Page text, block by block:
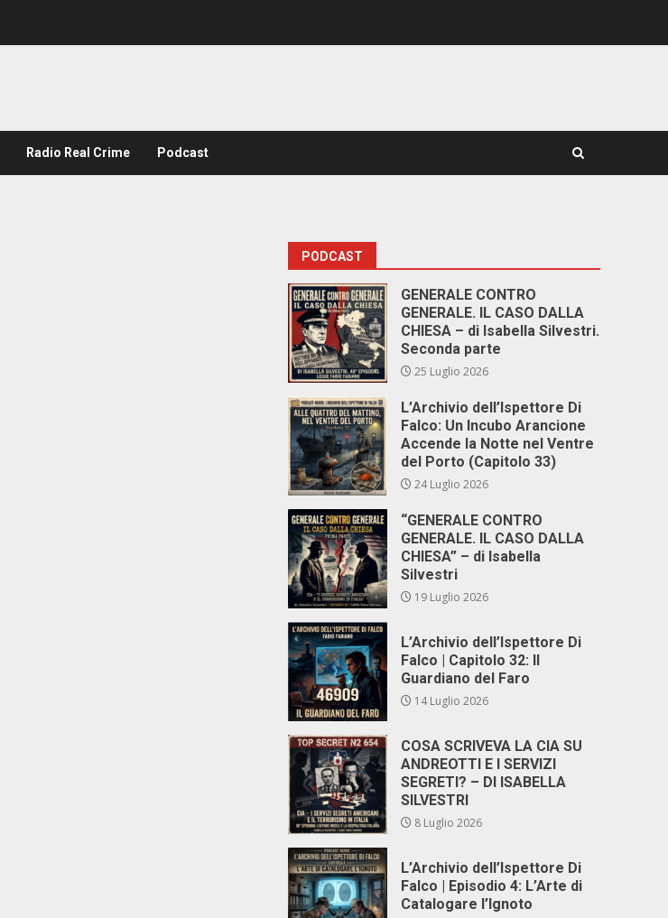
Radio Real Crime Podcast
PODCAST
GENERALE CONTRO
GENERALE. IL CASO DALLA
CHIESA – di Isabella Silvestri.
Seconda parte
25 Luglio 2026
L’Archivio dell’Ispettore Di
Falco: Un Incubo Arancione
Accende la Notte nel Ventre
del Porto (Capitolo 33)
24 Luglio 2026
“GENERALE CONTRO
GENERALE. IL CASO DALLA
CHIESA” – di Isabella
Silvestri
19 Luglio 2026
L’Archivio dell’Ispettore Di
Falco | Capitolo 32: Il
Guardiano del Faro
14 Luglio 2026
COSA SCRIVEVA LA CIA SU
ANDREOTTI E I SERVIZI
SEGRETI? – DI ISABELLA
SILVESTRI
8 Luglio 2026
L’Archivio dell’Ispettore Di
Falco | Episodio 4: L’Arte di
Catalogare l’Ignoto